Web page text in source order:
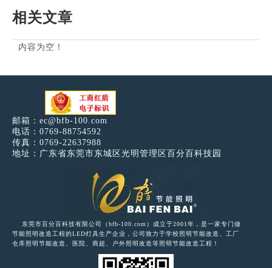
相关文章
内容为空！
邮箱： ec@bfb-100.com
电话：0769-88754592
传真：0769-22637988
地址：广东省东莞市东城区光明管理区百分百科技园
东莞市百分百科技有限公司（bfb-100.com）成立于2001年，是一家专门做
节能照明改造工程的LED灯具生产企业，公司致力于学校照明节能改造、工厂
仓库照明节能改造、医院、商超、户外照明改造等照明节能改造工程！